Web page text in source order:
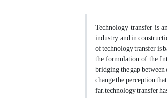
Technology transfer is
industry, and in
of technology transfer is
the formulation of the
bridging the gap
change the perception
far, technology transfer